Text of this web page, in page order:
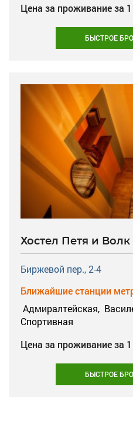
Цена за проживание за
БЫСТРОЕ
Хостел Петя и Волк
Биржевой пер., 2-4
Ближайшие станции
Адмиралтейская,
Спортивная
Цена за проживание за
БЫСТРОЕ